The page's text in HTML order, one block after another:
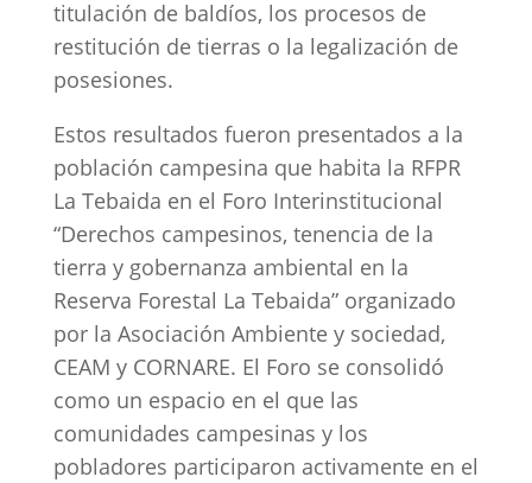
titulación de baldíos, los procesos de
restitución de tierras o la legalización de
posesiones.
Estos resultados fueron presentados a la
población campesina que habita la RFPR
La Tebaida en el Foro Interinstitucional
“Derechos campesinos, tenencia de la
tierra y gobernanza ambiental en la
Reserva Forestal La Tebaida” organizado
por la Asociación Ambiente y sociedad,
CEAM y CORNARE. El Foro se consolidó
como un espacio en el que las
comunidades campesinas y los
pobladores participaron activamente en el